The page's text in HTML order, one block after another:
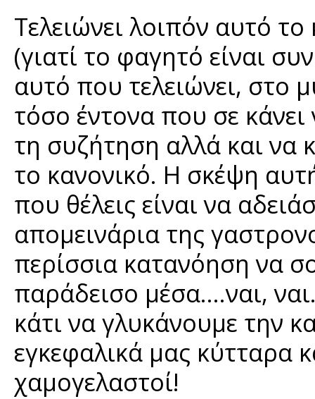
Τελειώνει λοιπόν αυτό
(γιατί το φαγητό είναι
αυτό που τελειώνει, στο
τόσο έντονα που σε
τη συζήτηση αλλά και να
το κανονικό. Η σκέψη
που θέλεις είναι να
απομεινάρια της
περίσσια κατανόηση να
παράδεισο μέσα....ναι,
κάτι να γλυκάνουμε την
εγκεφαλικά μας κύτταρα
χαμογελαστοί!